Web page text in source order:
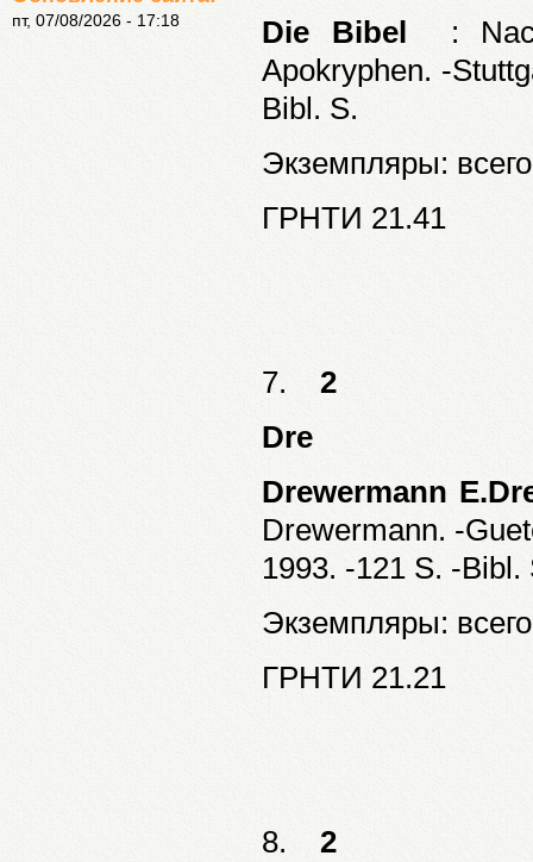
Die Bibel :
Apokryphen. -
Bibl. S.
Экземпляры:
ГРНТИ 21.41
7. 2
Dre
Drewermann
Drewermann. -
1993. -121 S. -Bibl.
Экземпляры:
ГРНТИ 21.21
8. 2
пт, 07/08/2026 - 17:18